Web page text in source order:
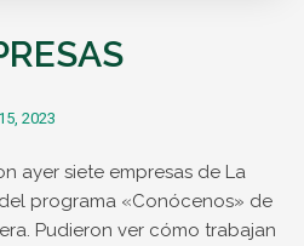
2023
ayer siete empresas de La
programa «Conócenos» de
Pudieron ver cómo trabajan